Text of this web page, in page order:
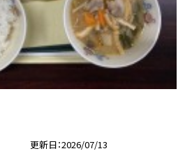
更新日 2026/07/13